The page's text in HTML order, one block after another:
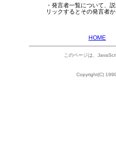
・発言者一覧について、
リックするとその発言者
HOME
このページは、
Copyright(C)